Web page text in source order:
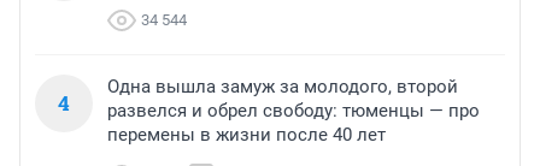
34 544
4
Одна вышла замуж за молодого, второй
развелся и обрел свободу: тюменцы — про
перемены в жизни после 40 лет